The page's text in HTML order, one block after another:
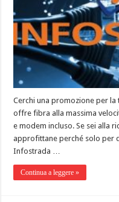
Cerchi una promozione per
offre fibra alla massima
e modem incluso. Se sei alla
approfittane perché solo per
Infostrada …
Continua a leggere »